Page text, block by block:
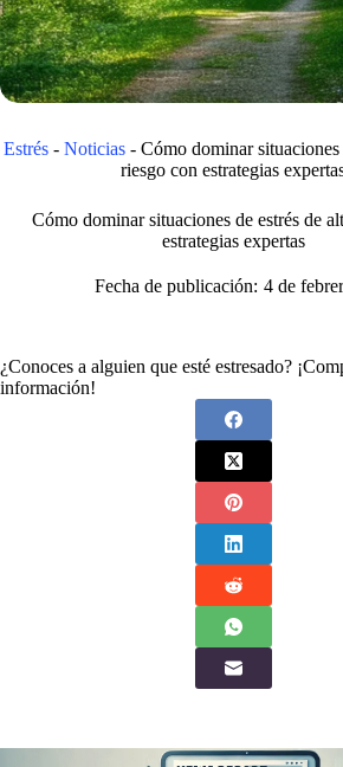
Estrés -Noticias -Cómo dominar situaciones
riesgo con estrategias
Cómo dominar situaciones de estrés de
estrategias expertas
Fecha de publicación: 4 de
¿Conoces a alguien que esté estresado?
información!